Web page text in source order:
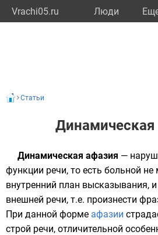
Vrachi05.ru Люди
Статьи
Динамическая
Динамическая афазия —
функции речи, то есть больной
внутренний план высказывания,
внешней речи, т.е. произнести
При данной форме афазии
строй речи, отличительной